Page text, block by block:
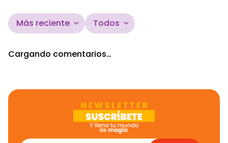
Más reciente Todos
Cargando comentarios…